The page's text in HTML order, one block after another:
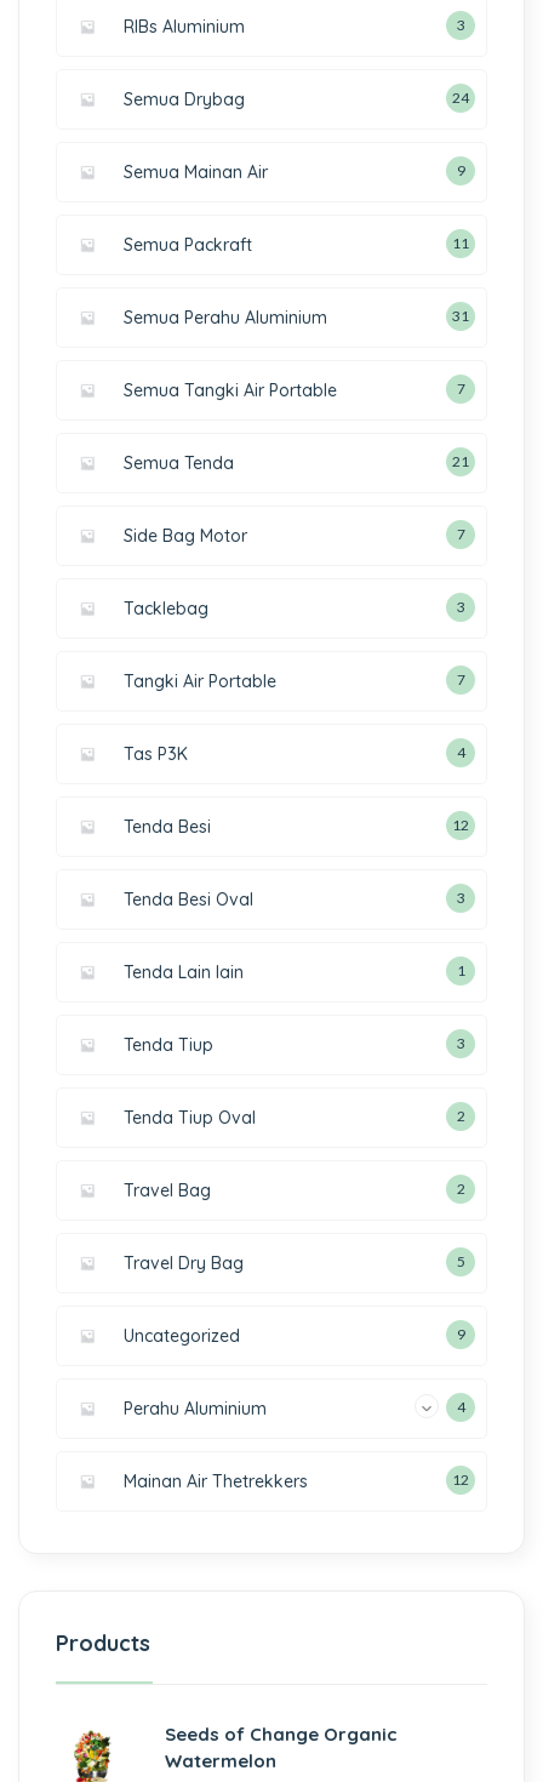
RIBs Aluminium 3
Semua Drybag 24
Semua Mainan Air 9
Semua Packraft 11
Semua Perahu Aluminium 31
Semua Tangki Air Portable 7
Semua Tenda 21
Side Bag Motor 7
Tacklebag 3
Tangki Air Portable 7
Tas P3K 4
Tenda Besi 12
Tenda Besi Oval 3
Tenda Lain lain 1
Tenda Tiup 3
Tenda Tiup Oval 2
Travel Bag 2
Travel Dry Bag 5
Uncategorized 9
Perahu Aluminium 4
Mainan Air Thetrekkers 12
Products
Seeds of Change Organic
Watermelon